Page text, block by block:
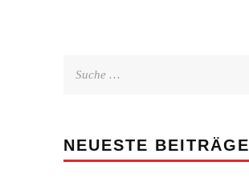
NEUESTE BEITRÄGE